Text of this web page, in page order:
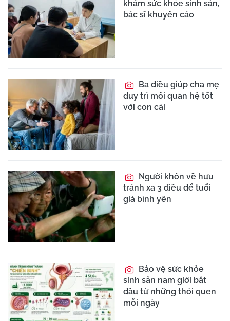
khám sức khỏe sinh sản,
bác sĩ khuyến cáo
Ba điều giúp cha mẹ
duy trì mối quan hệ tốt
với con cái
Người khôn về hưu
tránh xa 3 điều để tuổi
già bình yên
Bảo vệ sức khỏe
sinh sản nam giới bắt
đầu từ những thói quen
mỗi ngày